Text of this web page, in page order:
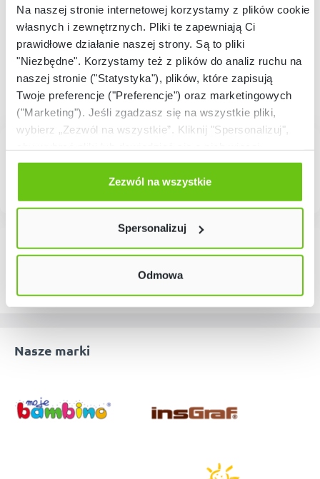
Na naszej stronie internetowej korzystamy z plików cookie:
własnych i zewnętrznych. Pliki te zapewniają Ci
prawidłowe działanie naszej strony. Są to pliki
"Niezbędne". Korzystamy też z plików do analiz ruchu na
naszej stronie ("Statystyka"), plików, które zapisują
Twoje preferencje ("Preferencje") oraz marketingowych
("Marketing"). Jeśli zgadzasz się na wszystkie pliki,
wybierz „Zezwól na wszystkie”. Kliknij "Spersonalizuj",
Odmów zgody poprzez przycisk „Odmowa”. Wtedy
użyjemy tylko plików niezbędnych dla naszej strony.
Twój wybór możesz zmienić przez kliknięcie przycisku w
Polityce prywatności
Zezwól na wszystkie
Spersonalizuj
Odmowa
4 500,00 zł
Nasze marki